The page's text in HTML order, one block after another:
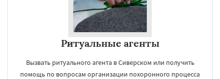
Ритуальные агенты
Вызвать ритуального агента в Сиверском или получить
помощь по вопросам организации похоронного процесса